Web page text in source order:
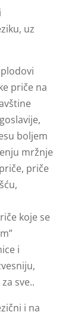
uz
priče na
boljem
mržnje
priče
koje se
i
sve..
i na